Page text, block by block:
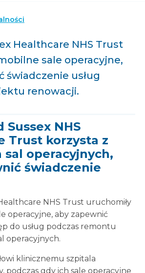
Healthcare NHS Trust
sale operacyjne,
świadczenie usług
renowacji.
Sussex NHS
Trust korzysta z
sal operacyjnych,
świadczenie
NHS Trust uruchomiły
operacyjne, aby zapewnić
do usług podczas remontu
operacyjnych.
klinicznemu szpitala
podczas gdy ich sale operacyjne